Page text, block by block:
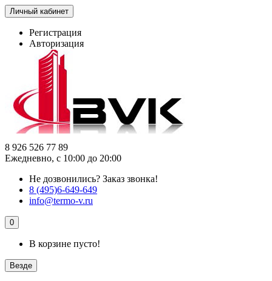
Личный кабинет
Регистрация
Авторизация
8 926 526 77 89
Ежедневно, с 10:00 до 20:00
Не дозвонились? Заказ звонка!
8 (495)6-649-649
info@termo-v.ru
0
В корзине пусто!
Везде